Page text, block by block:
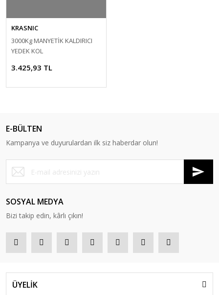
KRASNIC
3000Kg MANYETİK KALDIRICI
YEDEK KOL
3.425,93 TL
E-BÜLTEN
Kampanya ve duyurulardan ilk siz haberdar olun!
SOSYAL MEDYA
Bizi takip edin, kârlı çıkın!
ÜYELİK